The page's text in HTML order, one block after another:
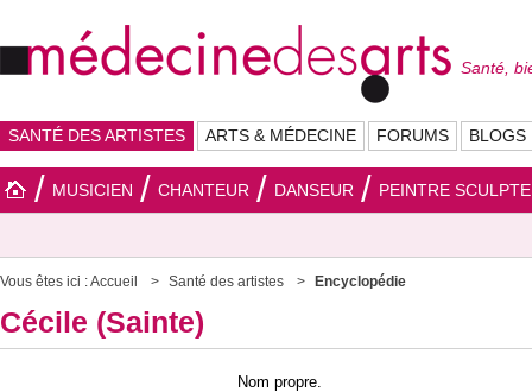
Santé,
SANTÉ DES ARTISTES ARTS & MÉDECINE FORUMS BLOGS
MUSICIEN CHANTEUR DANSEUR PEINTRE
Vous êtes ici :Accueil Santé des artistes Encyclopédie
Cécile (Sainte)
Nom propre.